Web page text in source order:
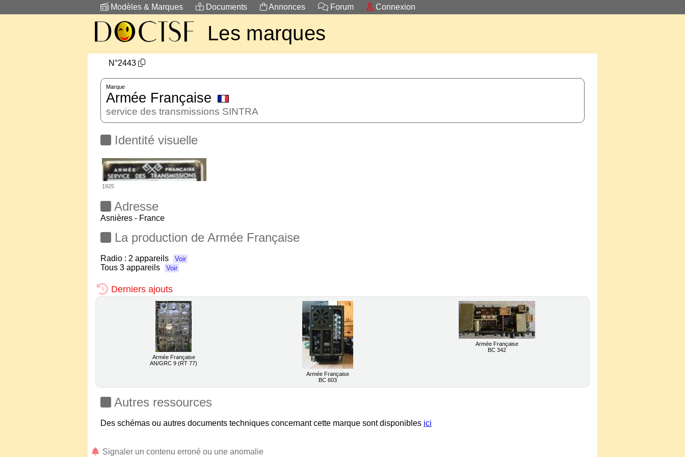
Modèles & Marques Documents Annonces Forum Connexion
Les marques
N°2443
Marque
Armée Française
service des transmissions SINTRA
Identité visuelle
1925
Adresse
Asnières - France
La production de Armée Française
Radio : 2 appareils Voir
Tous 3 appareils Voir
Derniers ajouts
Armée Française
AN/GRC 9 (RT 77)
Armée Française
BC 603
Armée Française
BC 342
Autres ressources
Des schémas ou autres documents techniques concernant cette marque sont disponibles ici
Signaler un contenu erroné ou une anomalie